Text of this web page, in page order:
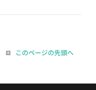
このページの先頭へ